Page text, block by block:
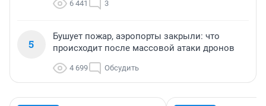
6 441 3
5
Бушует пожар, аэропорты закрыли: что
происходит после массовой атаки дронов
4 699 Обсудить